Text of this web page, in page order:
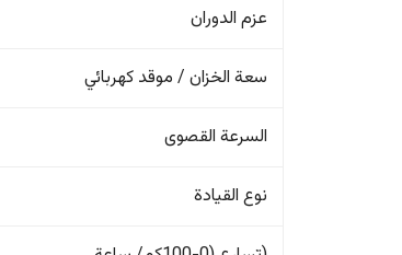
عزم الدوران
سعة الخزان / موقد كهربائي
السرعة القصوى
نوع القيادة